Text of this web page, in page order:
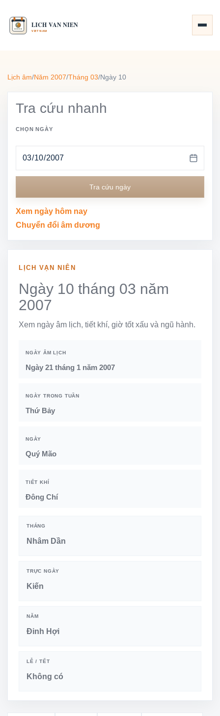
Lịch âm/Năm 2007/Tháng 03/Ngày 10
Tra cứu nhanh
CHỌN NGÀY
Tra cứu ngày
Xem ngày hôm nay
Chuyển đổi âm dương
LỊCH VẠN NIÊN
Ngày 10 tháng 03 năm
2007
Xem ngày âm lịch, tiết khí, giờ tốt xấu và ngũ hành.
NGÀY ÂM LỊCH
Ngày 21 tháng 1 năm 2007
NGÀY TRONG TUẦN
Thứ Bảy
NGÀY
Quý Mão
TIẾT KHÍ
Đông Chí
THÁNG
Nhâm Dần
TRỰC NGÀY
Kiến
NĂM
Đinh Hợi
LỄ / TẾT
Không có